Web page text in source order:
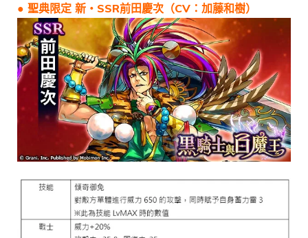
● 聖典限定 新・SSR前田慶次（CV：加藤和樹）